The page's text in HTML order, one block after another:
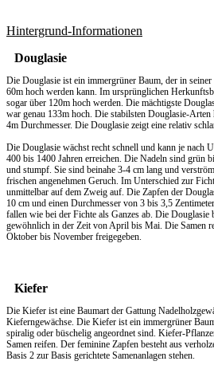
Hintergrund-Informationen
Douglasie
Die Douglasie ist ein immergrüner Baum, der in
60m hoch werden kann. Im ursprünglichen
sogar über 120m hoch werden. Die mächtigste
war genau 133m hoch. Die stabilsten Douglasie-Arten
4m Durchmesser. Die Douglasie zeigt eine relativ
Die Douglasie wächst recht schnell und kann je nach
400 bis 1400 Jahren erreichen. Die Nadeln sind grün
und stumpf. Sie sind beinahe 3-4 cm lang und
frischen angenehmen Geruch. Im Unterschied zur
unmittelbar auf dem Zweig auf. Die Zapfen der
10 cm und einen Durchmesser von 3 bis 3,5
fallen wie bei der Fichte als Ganzes ab. Die
gewöhnlich in der Zeit von April bis Mai. Die Samen
Oktober bis November freigegeben.
Kiefer
Die Kiefer ist eine Baumart der Gattung
Kieferngewächse. Die Kiefer ist ein immergrüner
spiralig oder büschelig angeordnet sind. Kiefer-
Samen reifen. Der feminine Zapfen besteht aus
Basis 2 zur Basis gerichtete Samenanlagen stehen.